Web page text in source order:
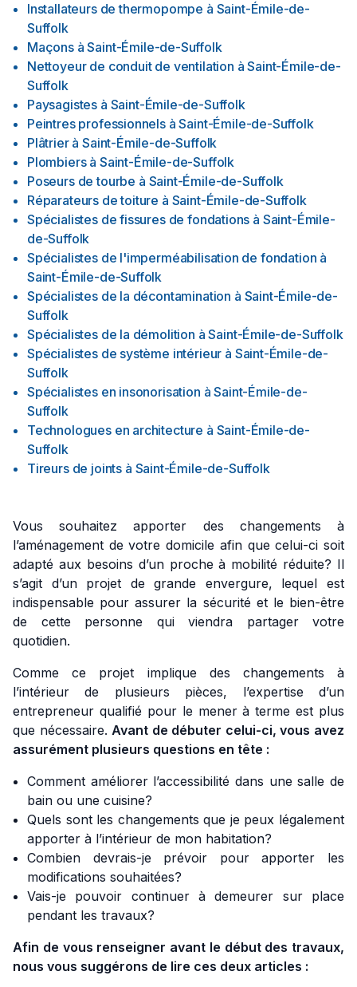
Installateurs de thermopompe à Saint-Émile-de-
Suffolk
Maçons à Saint-Émile-de-Suffolk
Nettoyeur de conduit de ventilation à Saint-Émile-de-
Suffolk
Paysagistes à Saint-Émile-de-Suffolk
Peintres professionnels à Saint-Émile-de-Suffolk
Plâtrier à Saint-Émile-de-Suffolk
Plombiers à Saint-Émile-de-Suffolk
Poseurs de tourbe à Saint-Émile-de-Suffolk
Réparateurs de toiture à Saint-Émile-de-Suffolk
Spécialistes de fissures de fondations à Saint-Émile-
de-Suffolk
Spécialistes de l'imperméabilisation de fondation à
Saint-Émile-de-Suffolk
Spécialistes de la décontamination à Saint-Émile-de-
Suffolk
Spécialistes de la démolition à Saint-Émile-de-Suffolk
Spécialistes de système intérieur à Saint-Émile-de-
Suffolk
Spécialistes en insonorisation à Saint-Émile-de-
Suffolk
Technologues en architecture à Saint-Émile-de-
Suffolk
Tireurs de joints à Saint-Émile-de-Suffolk
Vous souhaitez apporter des changements à
l’aménagement de votre domicile afin que celui-ci soit
adapté aux besoins d’un proche à mobilité réduite? Il
s’agit d’un projet de grande envergure, lequel est
indispensable pour assurer la sécurité et le bien-être
de cette personne qui viendra partager votre
quotidien.
Comme ce projet implique des changements à
l’intérieur de plusieurs pièces, l’expertise d’un
entrepreneur qualifié pour le mener à terme est plus
que nécessaire.Avant de débuter celui-ci, vous avez
assurément plusieurs questions en tête :
Comment améliorer l’accessibilité dans une salle de
bain ou une cuisine?
Quels sont les changements que je peux légalement
apporter à l’intérieur de mon habitation?
Combien devrais-je prévoir pour apporter les
modifications souhaitées?
Vais-je pouvoir continuer à demeurer sur place
pendant les travaux?
Afin de vous renseigner avant le début des travaux,
nous vous suggérons de lire ces deux articles :